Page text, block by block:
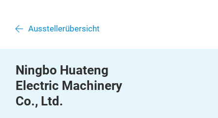
Ausstellerübersicht
Ningbo Huateng
Electric Machinery
Co., Ltd.